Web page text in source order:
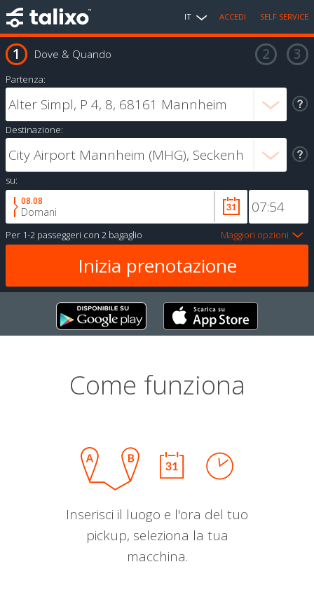
IT ACCEDI SELF SERVICE
Dove & Quando
Partenza:
Destinazione:
su:
08.08
Domani
Per 1-2 passeggeri con 2 bagaglio Maggiori opzioni
Come funziona
Inserisci il luogo e l'ora del tuo
pickup, seleziona la tua
macchina.